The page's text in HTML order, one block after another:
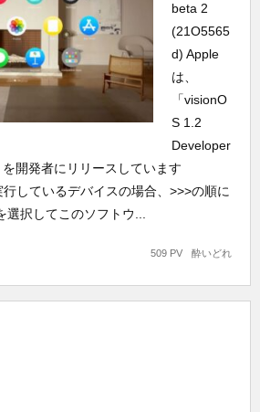
beta 2
(21O5565
d) Apple
は、
「visionO
S 1.2
Developer
開発者にリリースしています
しているデバイスの場合、>>>の順に
択してこのソフトウ...
酔いどれ
509 PV